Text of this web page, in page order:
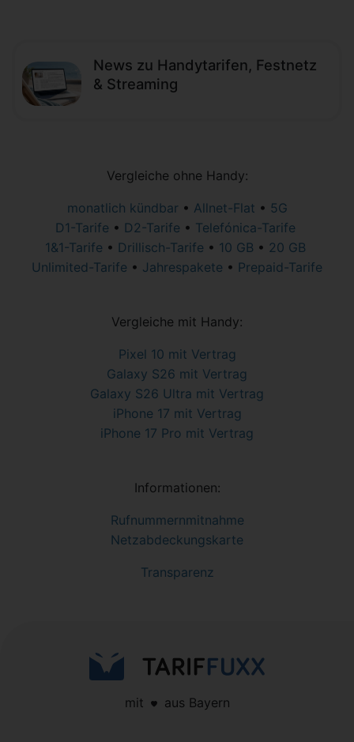
News zu Handytarifen, Festnetz
& Streaming
Vergleiche ohne Handy:
monatlich kündbar • Allnet-Flat • 5G
D1-Tarife • D2-Tarife • Telefónica-Tarife
1&1-Tarife • Drillisch-Tarife • 10 GB • 20 GB
Unlimited-Tarife • Jahrespakete • Prepaid-Tarife
Vergleiche mit Handy:
Pixel 10 mit Vertrag
Galaxy S26 mit Vertrag
Galaxy S26 Ultra mit Vertrag
iPhone 17 mit Vertrag
iPhone 17 Pro mit Vertrag
Informationen:
Rufnummernmitnahme
Netzabdeckungskarte
Transparenz
mit aus Bayern